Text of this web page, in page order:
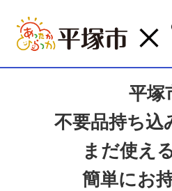
平塚
不要品持ち込
まだ使え
簡単にお